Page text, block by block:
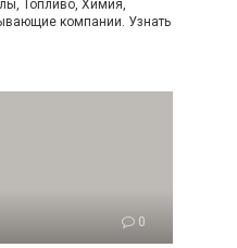
Топливо, Химия,
компании. Узнать
0